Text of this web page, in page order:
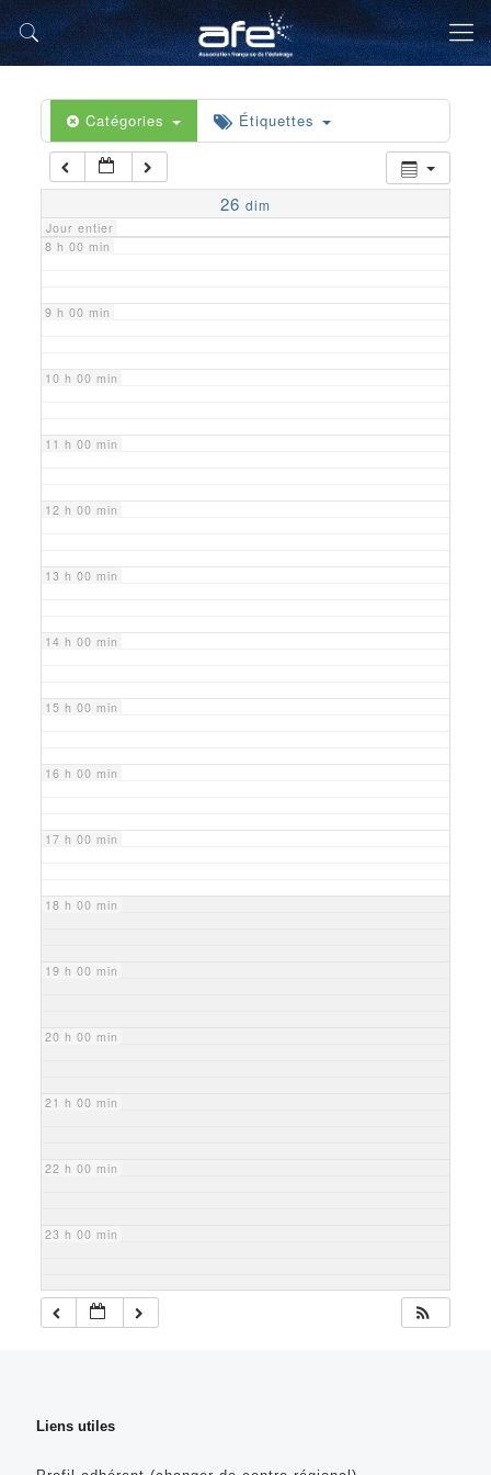
Catégories Étiquettes
26 dim
Jour entier
5 h 00 min
6 h 00 min
7 h 00 min
8 h 00 min
9 h 00 min
10 h 00 min
11 h 00 min
12 h 00 min
13 h 00 min
14 h 00 min
15 h 00 min
16 h 00 min
17 h 00 min
18 h 00 min
19 h 00 min
20 h 00 min
21 h 00 min
22 h 00 min
23 h 00 min
Liens utiles